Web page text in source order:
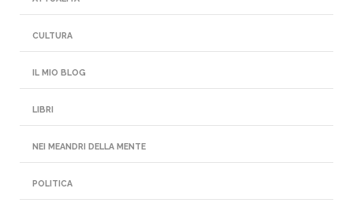
CULTURA
IL MIO BLOG
LIBRI
NEI MEANDRI DELLA MENTE
POLITICA